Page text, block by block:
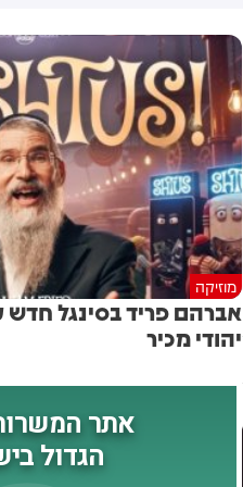
הבוקר בשכונת בקעה
מוזיקה
אברהם פריד בסינגל
יהודי מכיר